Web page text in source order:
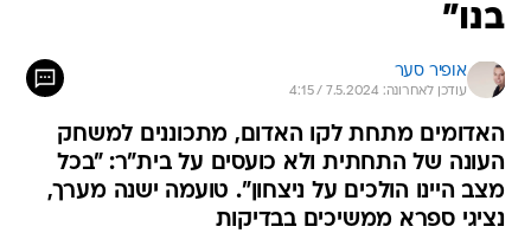
בנו"
אופיר סער
עודכן לאחרונה: 7.5.2024 / 4:15
האדומים מתחת לקו האדום, מתכוננים למשחק
העונה של התחתית ולא כועסים על בית"ר: "בכל
מצב היינו הולכים על ניצחון". טועמה ישנה מערך,
נציגי ספרא ממשיכים בבדיקות